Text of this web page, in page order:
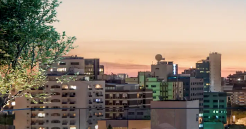
Parcerias Imobiliárias
Anunciar Imóveis